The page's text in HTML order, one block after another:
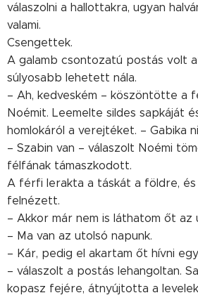
válaszolni a hallottakra, ugyan
valami.
Csengettek.
A galamb csontozatú postás volt
súlyosabb lehetett nála.
– Ah, kedveském – köszöntötte a
Noémit. Leemelte sildes sapkáját
homlokáról a verejtéket. – Gabika
– Szabin van – válaszolt Noémi
félfának támaszkodott.
A férfi lerakta a táskát a földre, és
felnézett.
– Akkor már nem is láthatom őt az
– Ma van az utolsó napunk.
– Kár, pedig el akartam őt hívni
– válaszolt a postás lehangoltan.
kopasz fejére, átnyújtotta a